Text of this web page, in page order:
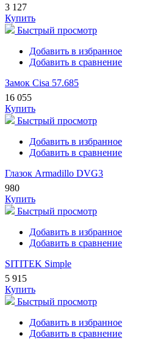
3 127
Купить
Быстрый просмотр
Добавить в избранное
Добавить в сравнение
Замок Cisa 57.685
16 055
Купить
Быстрый просмотр
Добавить в избранное
Добавить в сравнение
Глазок Armadillo DVG3
980
Купить
Быстрый просмотр
Добавить в избранное
Добавить в сравнение
SITITEK Simple
5 915
Купить
Быстрый просмотр
Добавить в избранное
Добавить в сравнение